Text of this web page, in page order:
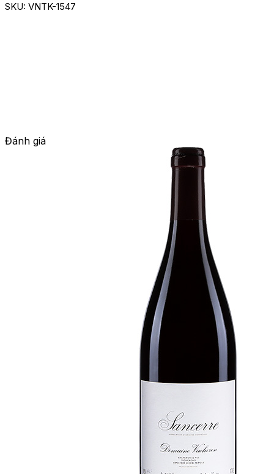
SKU: VNTK-1547
Đánh giá